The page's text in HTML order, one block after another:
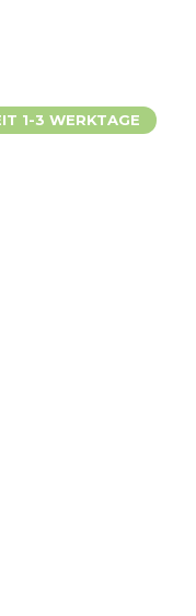
1-3 WERKTAGE